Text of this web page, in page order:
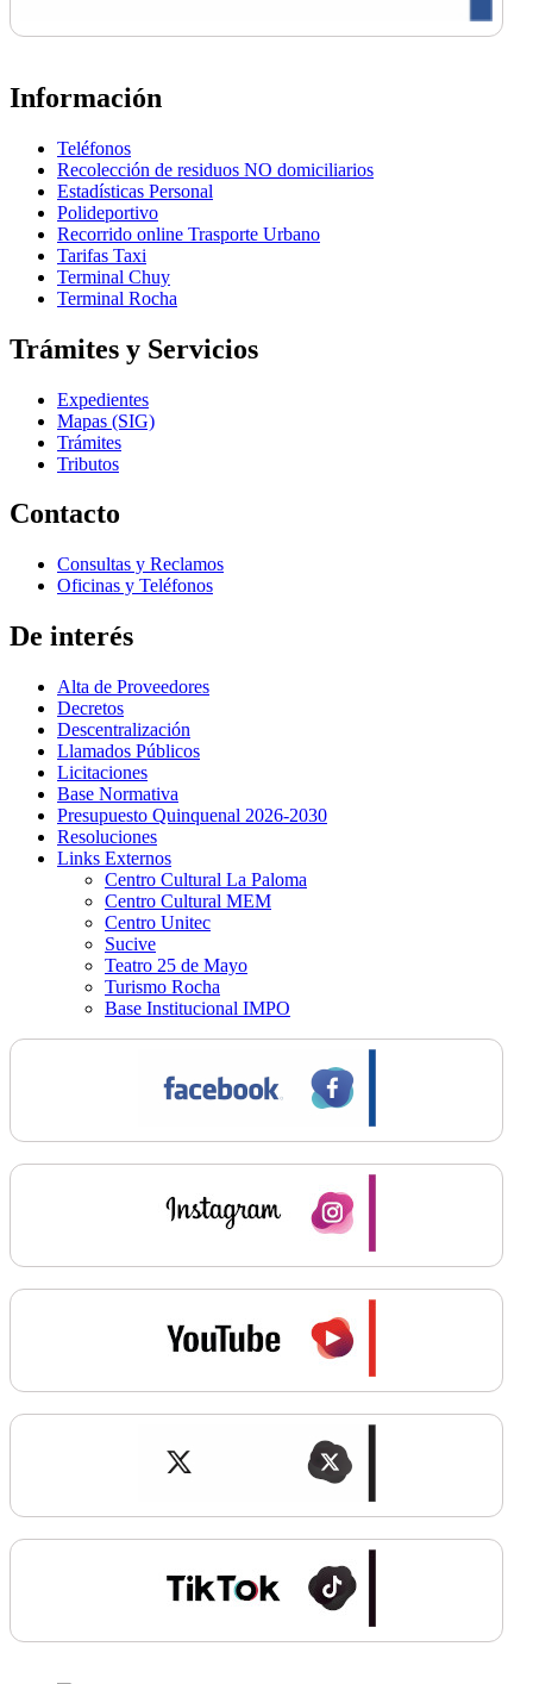
Información
Teléfonos
Recolección de residuos NO domiciliarios
Estadísticas Personal
Polideportivo
Recorrido online Trasporte Urbano
Tarifas Taxi
Terminal Chuy
Terminal Rocha
Trámites y Servicios
Expedientes
Mapas (SIG)
Trámites
Tributos
Contacto
Consultas y Reclamos
Oficinas y Teléfonos
De interés
Alta de Proveedores
Decretos
Descentralización
Llamados Públicos
Licitaciones
Base Normativa
Presupuesto Quinquenal 2026-2030
Resoluciones
Links Externos
Centro Cultural La Paloma
Centro Cultural MEM
Centro Unitec
Sucive
Teatro 25 de Mayo
Turismo Rocha
Base Institucional IMPO